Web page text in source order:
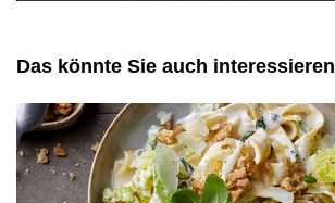
Das könnte Sie auch interessieren